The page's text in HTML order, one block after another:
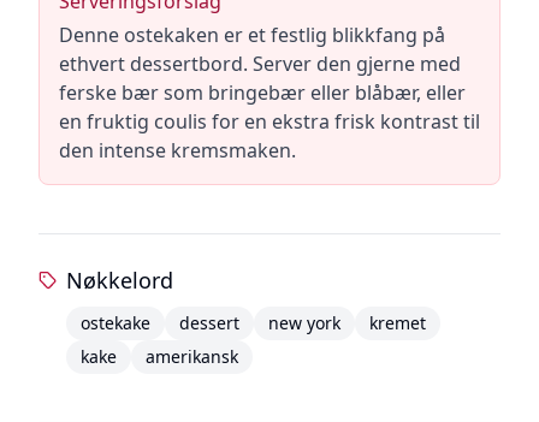
Denne ostekaken er et festlig blikkfang på
ethvert dessertbord. Server den gjerne med
ferske bær som bringebær eller blåbær, eller
en fruktig coulis for en ekstra frisk kontrast til
den intense kremsmaken.
Nøkkelord
ostekake dessert new york
kremet
kake
amerikansk